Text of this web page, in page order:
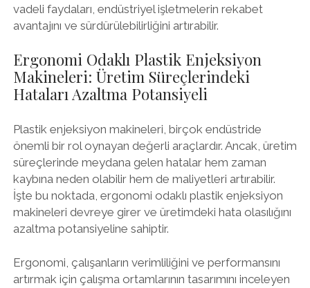
vadeli faydaları, endüstriyel işletmelerin rekabet
avantajını ve sürdürülebilirliğini artırabilir.
Ergonomi Odaklı Plastik Enjeksiyon
Makineleri: Üretim Süreçlerindeki
Hataları Azaltma Potansiyeli
Plastik enjeksiyon makineleri, birçok endüstride
önemli bir rol oynayan değerli araçlardır. Ancak, üretim
süreçlerinde meydana gelen hatalar hem zaman
kaybına neden olabilir hem de maliyetleri artırabilir.
İşte bu noktada, ergonomi odaklı plastik enjeksiyon
makineleri devreye girer ve üretimdeki hata olasılığını
azaltma potansiyeline sahiptir.
Ergonomi, çalışanların verimliliğini ve performansını
artırmak için çalışma ortamlarının tasarımını inceleyen